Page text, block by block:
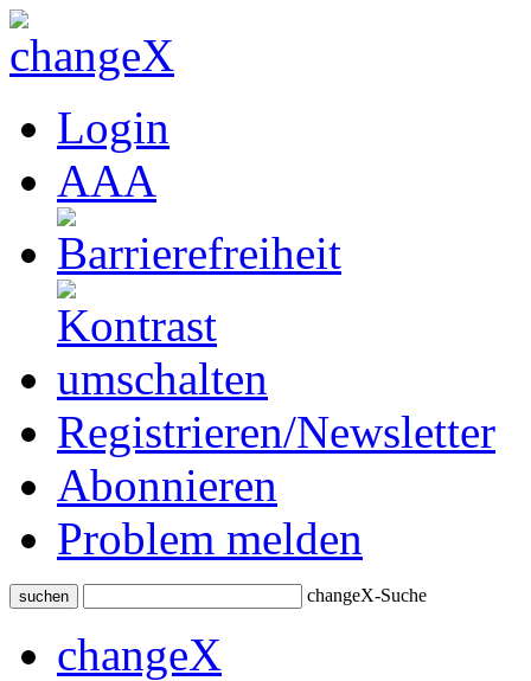
Login
AAA
Registrieren/Newsletter
Abonnieren
Problem melden
suchen changeX-Suche
changeX